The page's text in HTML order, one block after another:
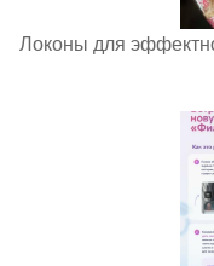
Локоны для